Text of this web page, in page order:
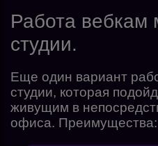
Работа вебкам
студии.
Еще один вариант
студии, которая
живущим в
офиса. Преимущества: